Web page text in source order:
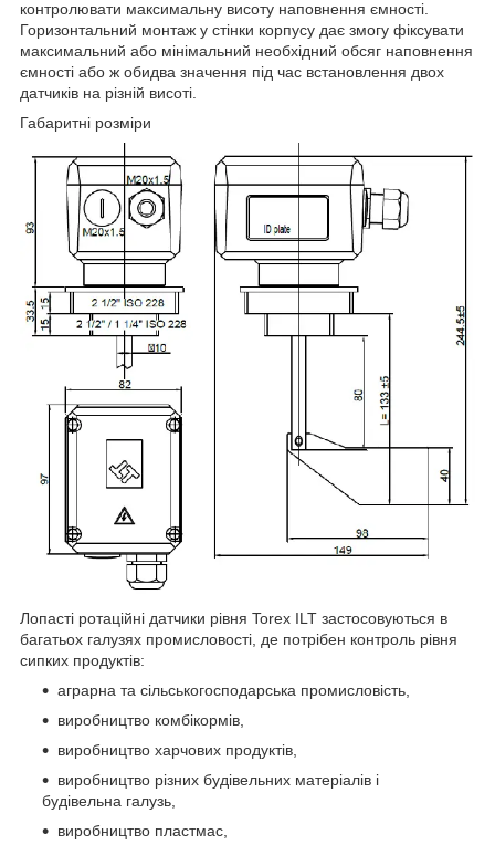
контролювати максимальну висоту наповнення ємності.
Горизонтальний монтаж у стінки корпусу дає змогу фіксувати
максимальний або мінімальний необхідний обсяг наповнення
ємності або ж обидва значення під час встановлення двох
датчиків на різній висоті.
Габаритні розміри
Лопасті ротаційні датчики рівня Torex ILT застосовуються в
багатьох галузях промисловості, де потрібен контроль рівня
сипких продуктів:
аграрна та сільськогосподарська промисловість,
виробництво комбікормів,
виробництво харчових продуктів,
виробництво різних будівельних матеріалів і
будівельна галузь,
виробництво пластмас,